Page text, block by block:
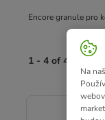
Encore granule pro
1 - 4 of 4 výsledků
product items
Na